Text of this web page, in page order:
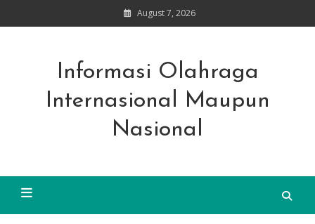
to
August 7, 2026
Informasi Olahraga
Internasional Maupun
Nasional